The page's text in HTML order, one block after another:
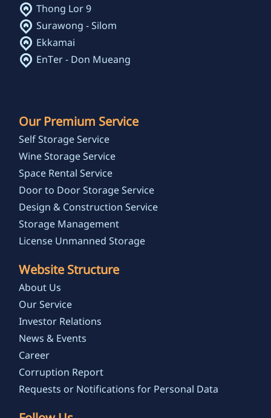
Thong Lor 9
Surawong - Silom
Ekkamai
EnTer - Don Mueang
Our Premium Service
Self Storage Service
Wine Storage Service
Space Rental Service
Door to Door Storage Service
Design & Construction Service
Storage Management
License Unmanned Storage
Website Structure
About Us
Our Service
Investor Relations
News & Events
Career
Corruption Report
Requests or Notifications for Personal Data